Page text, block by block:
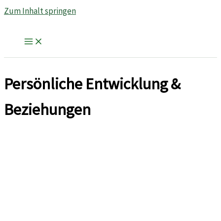
Zum Inhalt springen
Persönliche Entwicklung &
Beziehungen